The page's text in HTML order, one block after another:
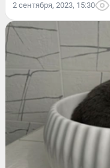
2 сентября, 2023, 15:30